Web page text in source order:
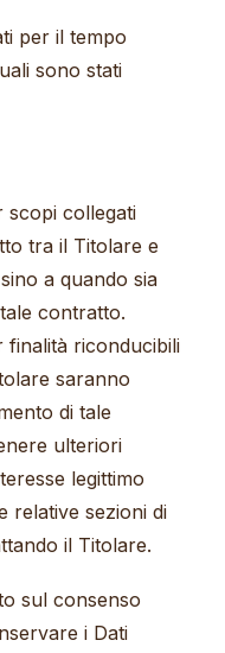
per il tempo
sono stati
scopi collegati
tra il Titolare e
a quando sia
contratto.
finalità riconducibili
saranno
di tale
ulteriori
legittimo
relative sezioni di
il Titolare.
sul consenso
i Dati